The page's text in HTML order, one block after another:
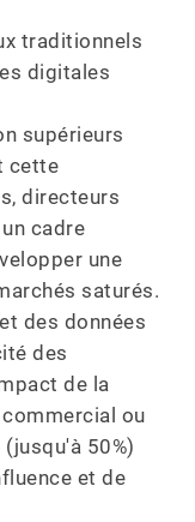
traditionnels
digitales
supérieurs
cette
directeurs
cadre
une
saturés.
des données
des
de la
ou
50%)
et de